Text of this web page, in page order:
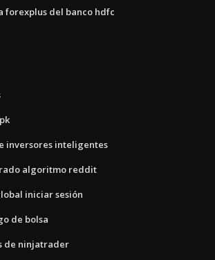
forexplus del banco hdfc
inversores inteligentes
algoritmo reddit
iniciar sesión
de bolsa
de ninjatrader